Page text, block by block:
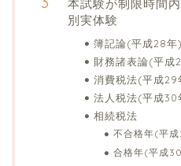
本試験が制限時間
別実体験
簿記論(平成28年)
財務諸表論(平成
消費税法(平成29
法人税法(平成30
相続税法
不合格年(平
合格年(平成